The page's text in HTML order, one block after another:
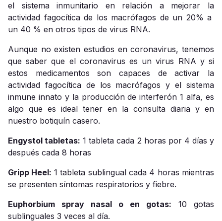
el sistema inmunitario en relación a mejorar la
actividad fagocítica de los macrófagos de un 20% a
un 40 % en otros tipos de virus RNA.
Aunque no existen estudios en coronavirus, tenemos
que saber que el coronavirus es un virus RNA y si
estos medicamentos son capaces de activar la
actividad fagocítica de los macrófagos y el sistema
inmune innato y la producción de interferón 1 alfa, es
algo que es ideal tener en la consulta diaria y en
nuestro botiquín casero.
Engystol tabletas: 1 tableta cada 2 horas por 4 días y
después cada 8 horas
Gripp Heel: 1 tableta sublingual cada 4 horas mientras
se presenten síntomas respiratorios y fiebre.
Euphorbium spray nasal o en gotas: 10 gotas
sublinguales 3 veces al día.